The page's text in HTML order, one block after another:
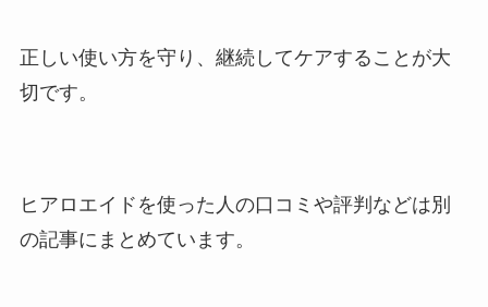
正しい使い方を守り、継続してケアすることが大
切です。
ヒアロエイドを使った人の口コミや評判などは別
の記事にまとめています。